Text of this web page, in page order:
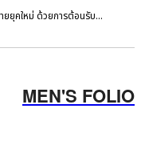
ยุคใหม่ ด้วยการต้อนรับ...
MEN'S FOLIO